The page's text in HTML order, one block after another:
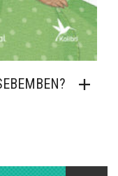
3 499 FT.
IS: 3 299 FT.